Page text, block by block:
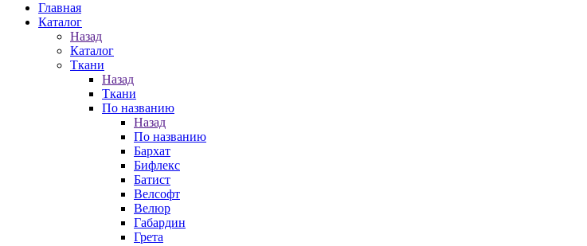
Главная
Каталог
Назад
Каталог
Ткани
Назад
Ткани
По названию
Назад
По названию
Бархат
Бифлекс
Батист
Велсофт
Велюр
Габардин
Грета